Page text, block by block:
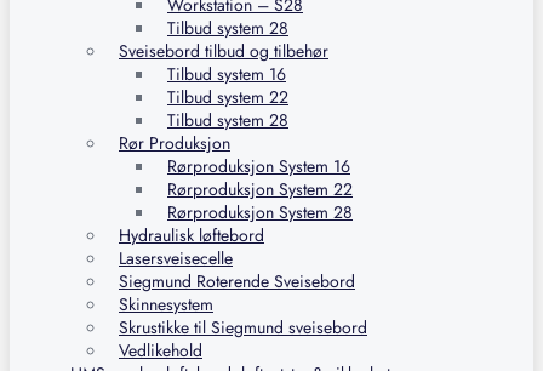
Workstation – S28
Tilbud system 28
Sveisebord tilbud og tilbehør
Tilbud system 16
Tilbud system 22
Tilbud system 28
Rør Produksjon
Rørproduksjon System 16
Rørproduksjon System 22
Rørproduksjon System 28
Hydraulisk løftebord
Lasersveisecelle
Siegmund Roterende Sveisebord
Skinnesystem
Skrustikke til Siegmund sveisebord
Vedlikehold